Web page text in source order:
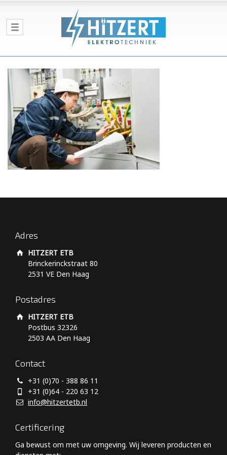
Adres
HITZERT ETB
Brinckerinckstraat 80
2531 VE Den Haag
Postadres
HITZERT ETB
Postbus 32326
2503 AA Den Haag
Contact
+31 (0)70 - 388 86 11
+31 (0)64 - 220 63 12
info@hitzertetb.nl
Certificering
Ga bewust om met uw omgeving. Wij leveren producten en